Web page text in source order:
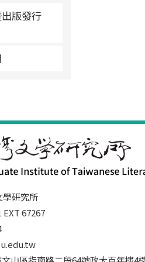
版發行
學研究所
EXT 67267